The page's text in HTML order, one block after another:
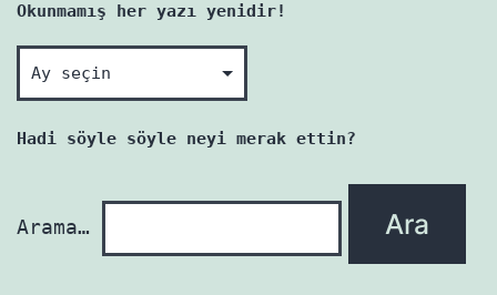
Okunmamış her yazı yenidir!
Okunmamış
her
yazı
Hadi söyle söyle neyi merak ettin?
Arama…